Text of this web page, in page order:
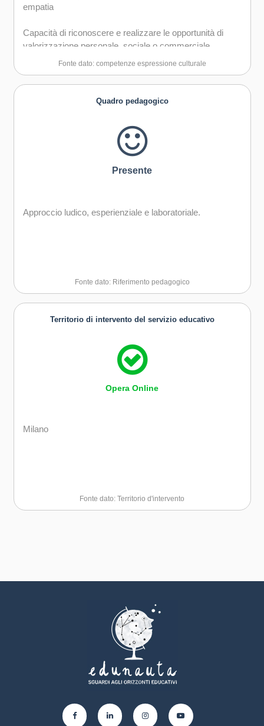
empatia
Capacità di riconoscere e realizzare le opportunità di
valorizzazione personale, sociale o commerciale
mediante le arti e le altre forme culturali
Capacità di impegnarsi in processi creativi sia
individualmente che collettivamente
Curiosità nei confronti del mondo, apertura per
immaginare nuove possibilità
Fonte dato: competenze espressione culturale
Quadro pedagogico
Presente
Approccio ludico, esperienziale e laboratoriale.
Fonte dato: Riferimento pedagogico
Territorio di intervento del servizio educativo
Opera Online
Milano
Fonte dato: Territorio d'intervento